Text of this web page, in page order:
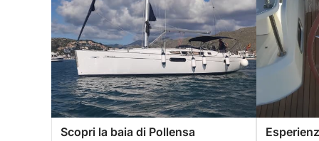
Scopri la baia di Pollensa